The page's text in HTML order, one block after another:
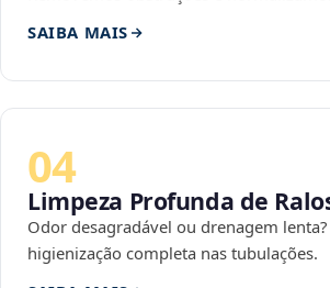
SAIBA MAIS
04
Limpeza Profunda de
Odor desagradável ou drenagem lenta?
higienização completa nas tubulações.